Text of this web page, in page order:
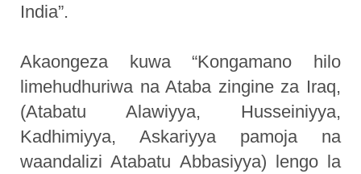
India”.
Akaongeza kuwa “Kongamano hilo
limehudhuriwa na Ataba zingine za Iraq,
(Atabatu Alawiyya, Husseiniyya,
Kadhimiyya, Askariyya pamoja na
waandalizi Atabatu Abbasiyya) lengo la